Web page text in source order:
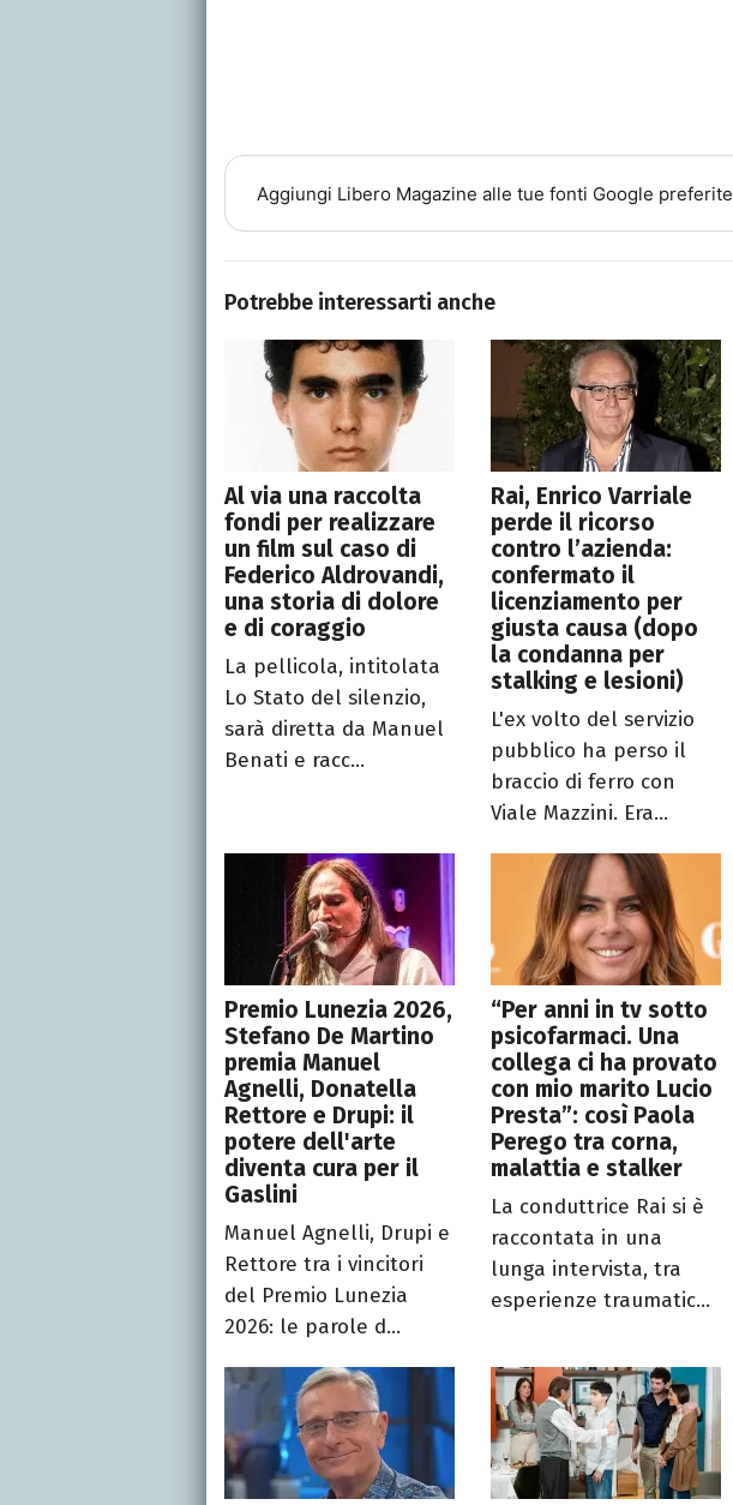
Aggiungi Libero Magazine alle tue fonti Google preferite
Potrebbe interessarti anche
Al via una raccolta
fondi per realizzare
un film sul caso di
Federico Aldrovandi,
una storia di dolore
e di coraggio
La pellicola, intitolata
Lo Stato del silenzio,
sarà diretta da Manuel
Benati e racc...
Rai, Enrico Varriale
perde il ricorso
contro l’azienda:
confermato il
licenziamento per
giusta causa (dopo
la condanna per
stalking e lesioni)
L'ex volto del servizio
pubblico ha perso il
braccio di ferro con
Viale Mazzini. Era...
Premio Lunezia 2026,
Stefano De Martino
premia Manuel
Agnelli, Donatella
Rettore e Drupi: il
potere dell'arte
diventa cura per il
Gaslini
Manuel Agnelli, Drupi e
Rettore tra i vincitori
del Premio Lunezia
2026: le parole d...
“Per anni in tv sotto
psicofarmaci. Una
collega ci ha provato
con mio marito Lucio
Presta”: così Paola
Perego tra corna,
malattia e stalker
La conduttrice Rai si è
raccontata in una
lunga intervista, tra
esperienze traumatic...